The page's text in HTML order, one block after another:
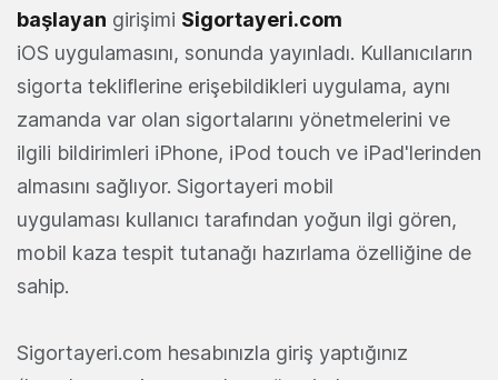
başlayan girişimi Sigortayeri.com
iOS uygulamasını, sonunda yayınladı. Kullanıcıların
sigorta tekliflerine erişebildikleri uygulama, aynı
zamanda var olan sigortalarını yönetmelerini ve
ilgili bildirimleri iPhone, iPod touch ve iPad'lerinden
almasını sağlıyor. Sigortayeri mobil
uygulaması kullanıcı tarafından yoğun ilgi gören,
mobil kaza tespit tutanağı hazırlama özelliğine de
sahip.
Sigortayeri.com hesabınızla giriş yaptığınız